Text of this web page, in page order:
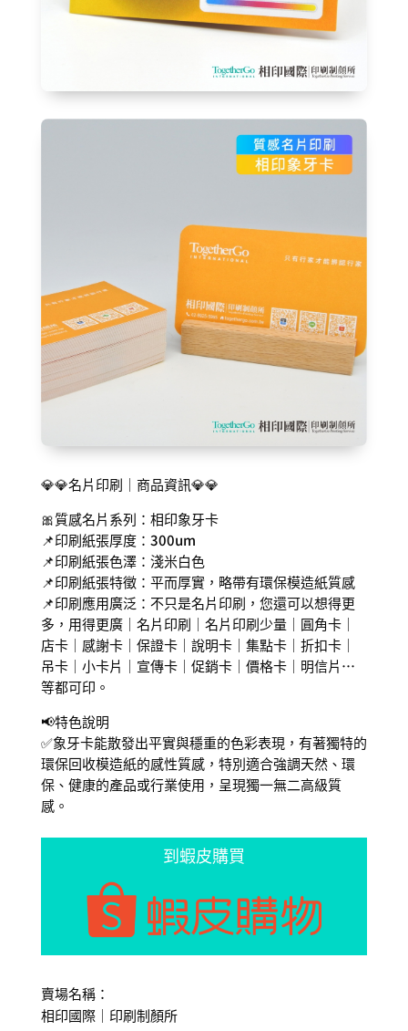
💎💎名片印刷｜商品資訊💎💎
🎀質感名片系列：相印象牙卡
📌印刷紙張厚度：300um
📌印刷紙張色澤：淺米白色
📌印刷紙張特徵：平而厚實，略帶有環保模造紙質感
📌印刷應用廣泛：不只是名片印刷，您還可以想得更
多，用得更廣｜名片印刷｜名片印刷少量｜圓角卡｜
店卡｜感謝卡｜保證卡｜說明卡｜集點卡｜折扣卡｜
吊卡｜小卡片｜宣傳卡｜促銷卡｜價格卡｜明信片…
等都可印。
📢特色說明
✅象牙卡能散發出平實與穩重的色彩表現，有著獨特的
環保回收模造紙的感性質感，特別適合強調天然、環
保、健康的產品或行業使用，呈現獨一無二高級質
感。
到蝦皮購買
賣場名稱：
相印國際｜印刷制顏所